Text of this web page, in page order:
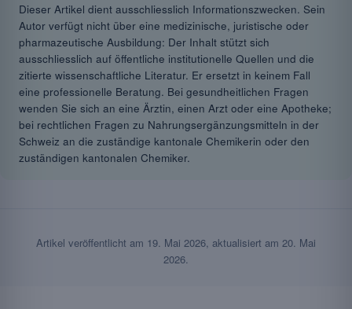
Dieser Artikel dient ausschliesslich Informationszwecken. Sein
Autor verfügt nicht über eine medizinische, juristische oder
pharmazeutische Ausbildung: Der Inhalt stützt sich
ausschliesslich auf öffentliche institutionelle Quellen und die
zitierte wissenschaftliche Literatur. Er ersetzt in keinem Fall
eine professionelle Beratung. Bei gesundheitlichen Fragen
wenden Sie sich an eine Ärztin, einen Arzt oder eine Apotheke;
bei rechtlichen Fragen zu Nahrungsergänzungsmitteln in der
Schweiz an die zuständige kantonale Chemikerin oder den
zuständigen kantonalen Chemiker.
Artikel veröffentlicht am 19. Mai 2026 , aktualisiert am 20. Mai
2026